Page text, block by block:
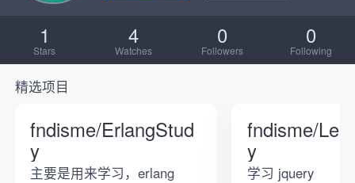
1
Stars
4
Watches
0
Followers
0
Following
精选项目
fndisme/ErlangStud
y
主要是用来学习，erlang
fndisme/
y
学习 jquery